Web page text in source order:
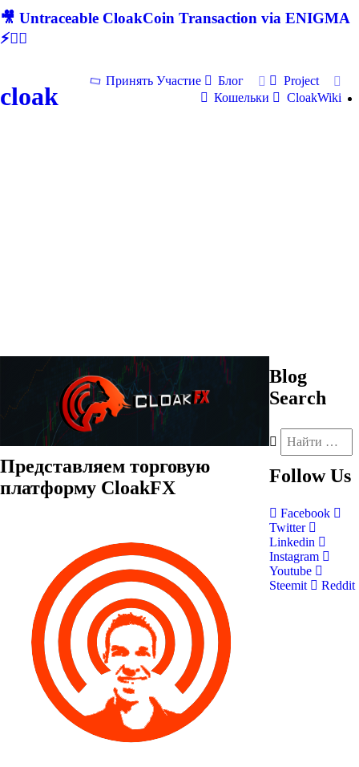
🎥 Untraceable CloakCoin Transaction via ENIGMA
⚡🕵‍♂
cloak
Принять Участие Блог
Project
Кошельки
CloakWiki
Представляем торговую
платформу CloakFX
Blog
Search
Follow Us
Facebook
Twitter
Linkedin
Instagram
Youtube
Steemit
Reddit